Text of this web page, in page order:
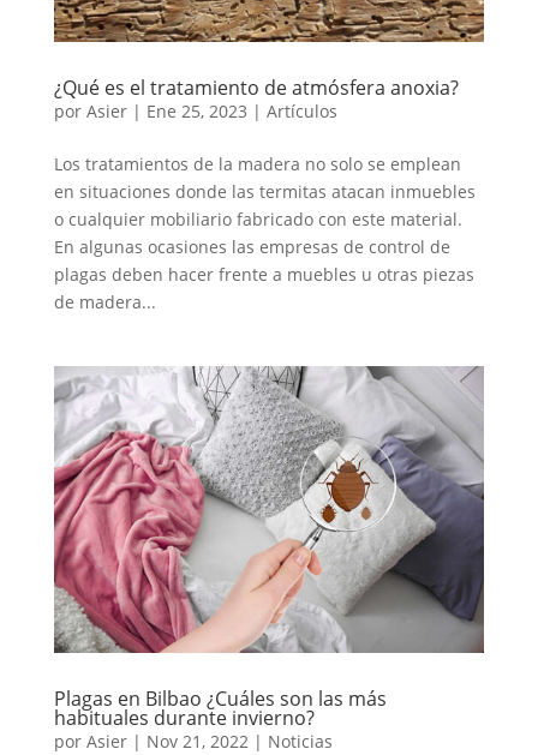
¿Qué es el tratamiento de atmósfera anoxia?
por Asier| Ene 25, 2023 | Artículos
Los tratamientos de la madera no solo se emplean
en situaciones donde las termitas atacan inmuebles
o cualquier mobiliario fabricado con este material.
En algunas ocasiones las empresas de control de
plagas deben hacer frente a muebles u otras piezas
de madera...
Plagas en Bilbao ¿Cuáles son las más
habituales durante invierno?
por Asier| Nov 21, 2022| Noticias